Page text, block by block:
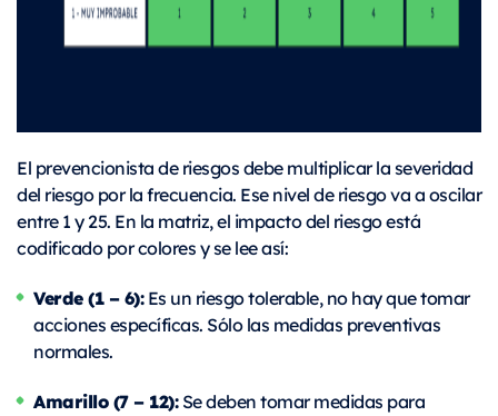
El prevencionista de riesgos debe multiplicar la severidad
del riesgo por la frecuencia. Ese nivel de riesgo va a oscilar
entre 1 y 25. En la matriz, el impacto del riesgo está
codificado por colores y se lee así:
Verde (1 – 6):Es un riesgo tolerable, no hay que tomar
acciones específicas. Sólo las medidas preventivas
normales.
Amarillo (7 – 12):Se deben tomar medidas para